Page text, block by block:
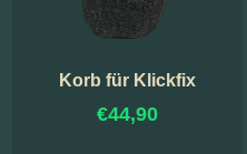
Korb für Klickfix
€44,90